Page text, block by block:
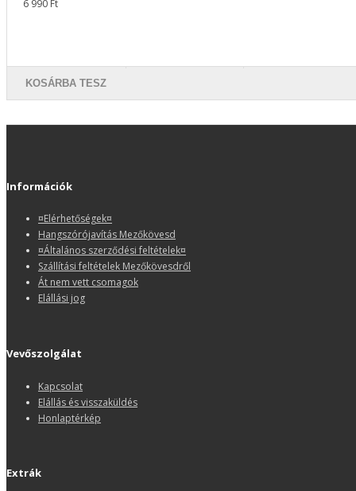
6 990 Ft
KOSÁRBA TESZ
Információk
¤Elérhetőségek¤
Hangszórójavítás Mezőkövesd
¤Általános szerződési feltételek¤
Szállítási feltételek Mezőkövesdről
Át nem vett csomagok
Elállási jog
Vevőszolgálat
Kapcsolat
Elállás és visszaküldés
Honlaptérkép
Extrák